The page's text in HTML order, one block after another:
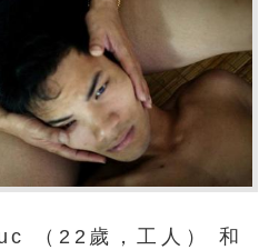
（22歲，工人） 和